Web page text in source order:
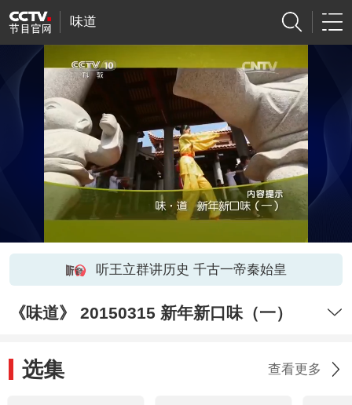
味道
听王立群讲历史 千古一帝秦始皇
《味道》 20150315 新年新口味（一）
选集 查看更多